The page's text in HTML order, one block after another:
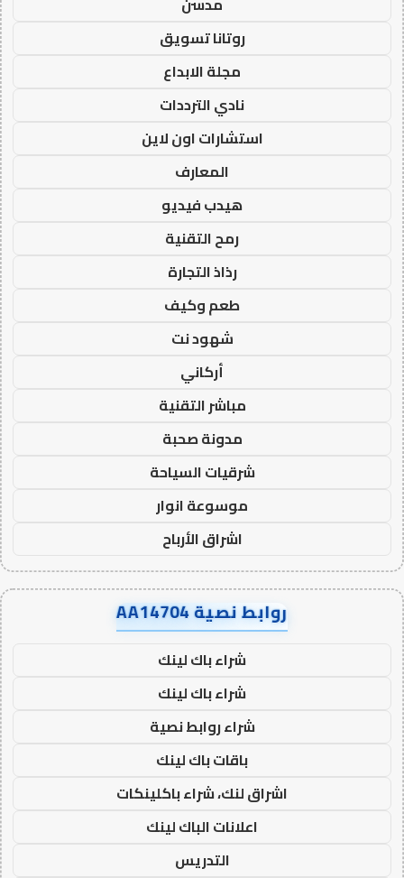
روتانا تسويق
مجلة الابداع
نادي الترددات
استشارات اون لاين
المعارف
هيدب فيديو
رمح التقنية
رذاذ التجارة
طعم وكيف
شهود نت
أركاني
مباشر التقنية
مدونة صحبة
شرقيات السياحة
موسوعة انوار
اشراق الأرباح
روابط نصية AA14704
شراء باك لينك
شراء باك لينك
شراء روابط نصية
باقات باك لينك
اشراق لنك، شراء باكلينكات
اعلانات الباك لينك
التدريس